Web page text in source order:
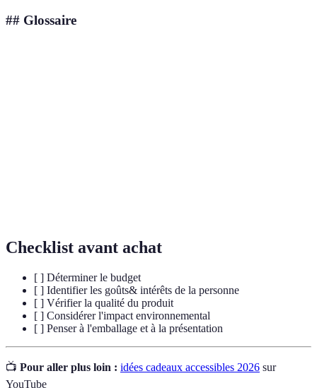
## Glossaire
Checklist avant achat
[ ] Déterminer le budget
[ ] Identifier les goûts& intérêts de la personne
[ ] Vérifier la qualité du produit
[ ] Considérer l'impact environnemental
[ ] Penser à l'emballage et à la présentation
📺 Pour aller plus loin : idées cadeaux accessibles 2026 sur
YouTube